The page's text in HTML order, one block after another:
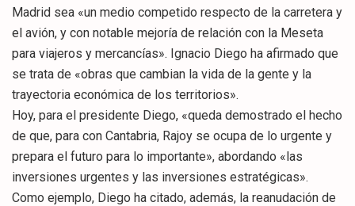
Madrid sea «un medio competido respecto de la carretera y
el avión, y con notable mejoría de relación con la Meseta
para viajeros y mercancías». Ignacio Diego ha afirmado que
se trata de «obras que cambian la vida de la gente y la
trayectoria económica de los territorios».
Hoy, para el presidente Diego, «queda demostrado el hecho
de que, para con Cantabria, Rajoy se ocupa de lo urgente y
prepara el futuro para lo importante», abordando «las
inversiones urgentes y las inversiones estratégicas».
Como ejemplo, Diego ha citado, además, la reanudación de